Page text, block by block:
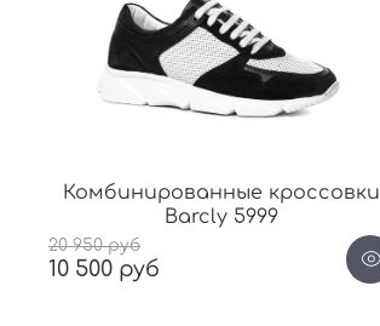
Комбинированные кроссовки
Barcly 5999
20 950 руб
10 500 руб